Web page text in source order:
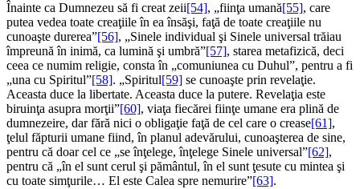
Înainte ca Dumnezeu să fi creat zeii[54], „fiinţa umană[55], care
putea vedea toate creaţiile în ea însăşi, faţă de toate creaţiile nu
cunoaşte durerea”[56], „Sinele individual şi Sinele universal trăiau
împreună în inimă, ca lumină şi umbră”[57], starea metafizică, deci
ceea ce numim religie, consta în „comuniunea cu Duhul”, pentru a fi
„una cu Spiritul”[58]. „Spiritul[59] se cunoaşte prin revelaţie.
Aceasta duce la libertate. Aceasta duce la putere. Revelaţia este
biruinţa asupra morţii”[60], viaţa fiecărei fiinţe umane era plină de
dumnezeire, dar fără nici o obligaţie faţă de cel care o crease[61],
ţelul făpturii umane fiind, în planul adevărului, cunoaşterea de sine,
pentru că doar cel ce „se înţelege, înţelege Sinele universal”[62],
pentru că „în el sunt cerul şi pământul, în el sunt ţesute cu mintea şi
cu toate simţurile… El este Calea spre nemurire”[63].